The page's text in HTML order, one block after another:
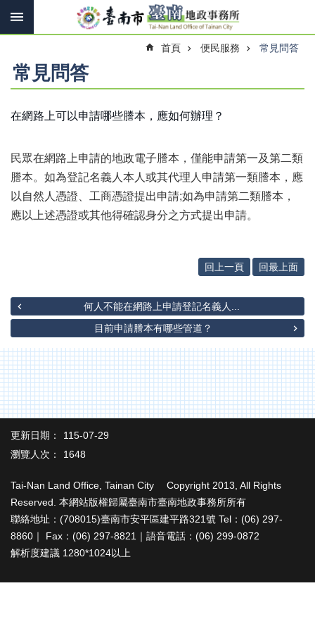
跳到主要內容區塊
搜
搜
尋
快
報
機
關
申
辦
查
詢
便
民
服
務
民
交
流
下
載
專
首頁 便民服務 常見問答
常見問答
在網路上可以申請哪些謄本，應如何辦理？
民眾在網路上申請的地政電子謄本，僅能申請第一及第二類
謄本。如為登記名義人本人或其代理人申請第一類謄本，應
以自然人憑證、工商憑證提出申請;如為申請第二類謄本，
應以上述憑證或其他得確認身分之方式提出申請。
回上一頁 回最上面
何人不能在網路上申請登記名義人...
目前申請謄本有哪些管道？
更新日期：
115-07-29
瀏覽人次：
1648
Tai-Nan Land Office, Tainan City Copyright 2013, All Rights
Reserved. 本網站版權歸屬臺南市臺南地政事務所所有
聯絡地址：(708015)臺南市安平區建平路321號 Tel：(06) 297-
8860｜ Fax：(06) 297-8821｜語音電話：(06) 299-0872
解析度建議 1280*1024以上